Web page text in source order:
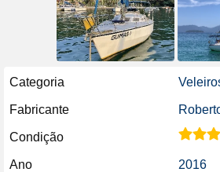
Categoria
Fabricante
Condição
Ano 2016